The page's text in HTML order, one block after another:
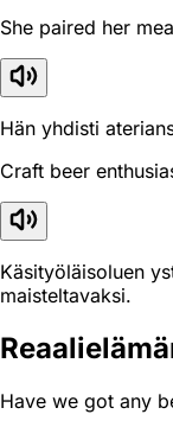
She paired her
Hän yhdisti
Craft beer
Käsityöläisoluen
maisteltavaksi.
Have we got any